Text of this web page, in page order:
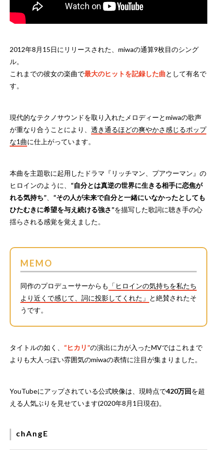
2012年8月15日にリリースされた、miwaの通算9枚目のシング
ル。
これまでの彼女の楽曲で最大のヒットを記録した曲として有名で
す。
現代的なテクノサウンドを取り入れたメロディーとmiwaの歌声
が重なり合うことにより、 透き通るほどの爽やかさ感じるポップ
な1曲に仕上がっています。
本曲を主題歌に起用したドラマ『リッチマン、プアウーマン』の
ヒロインのように、 “自分とは真逆の世界に生きる相手に恋焦が
れる気持ち”
“その人が未来で自分と一緒にいなかったとしても
ひたむきに希望を与え続ける強さ”を描写した歌詞に聴き手の心
揺らされる感覚を覚えました。
MEMO
同作のプロデューサーからも 「ヒロインの気持ちを私たち
より近くで感じて、詞に投影してくれた」 と絶賛されたそ
うです。
タイトルの如く、 “ヒカリ”の演出に力が入ったMVではこれまで
よりも大人っぽい雰囲気のmiwaの表情に注目が集まりました。
YouTubeにアップされている公式映像は、現時点で420万回を超
える人気ぶりを見せています(2020年8月1日現在)。
chAngE